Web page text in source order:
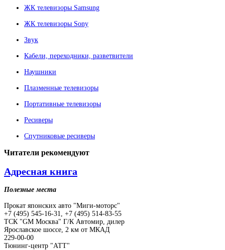
ЖК телевизоры Samsung
ЖК телевизоры Sony
Звук
Кабели, переходники, разветвители
Наушники
Плазменные телевизоры
Портативные телевизоры
Ресиверы
Спутниковые ресиверы
Читатели рекомендуют
Адресная книга
Полезные места
Прокат японских авто "Миги-моторс"
+7 (495) 545-16-31, +7 (495) 514-83-55
ТСК "GM Москва" Г/К Автомир, дилер
Ярославское шоссе, 2 км от МКАД
229-00-00
Тюнинг-центр "АТТ"